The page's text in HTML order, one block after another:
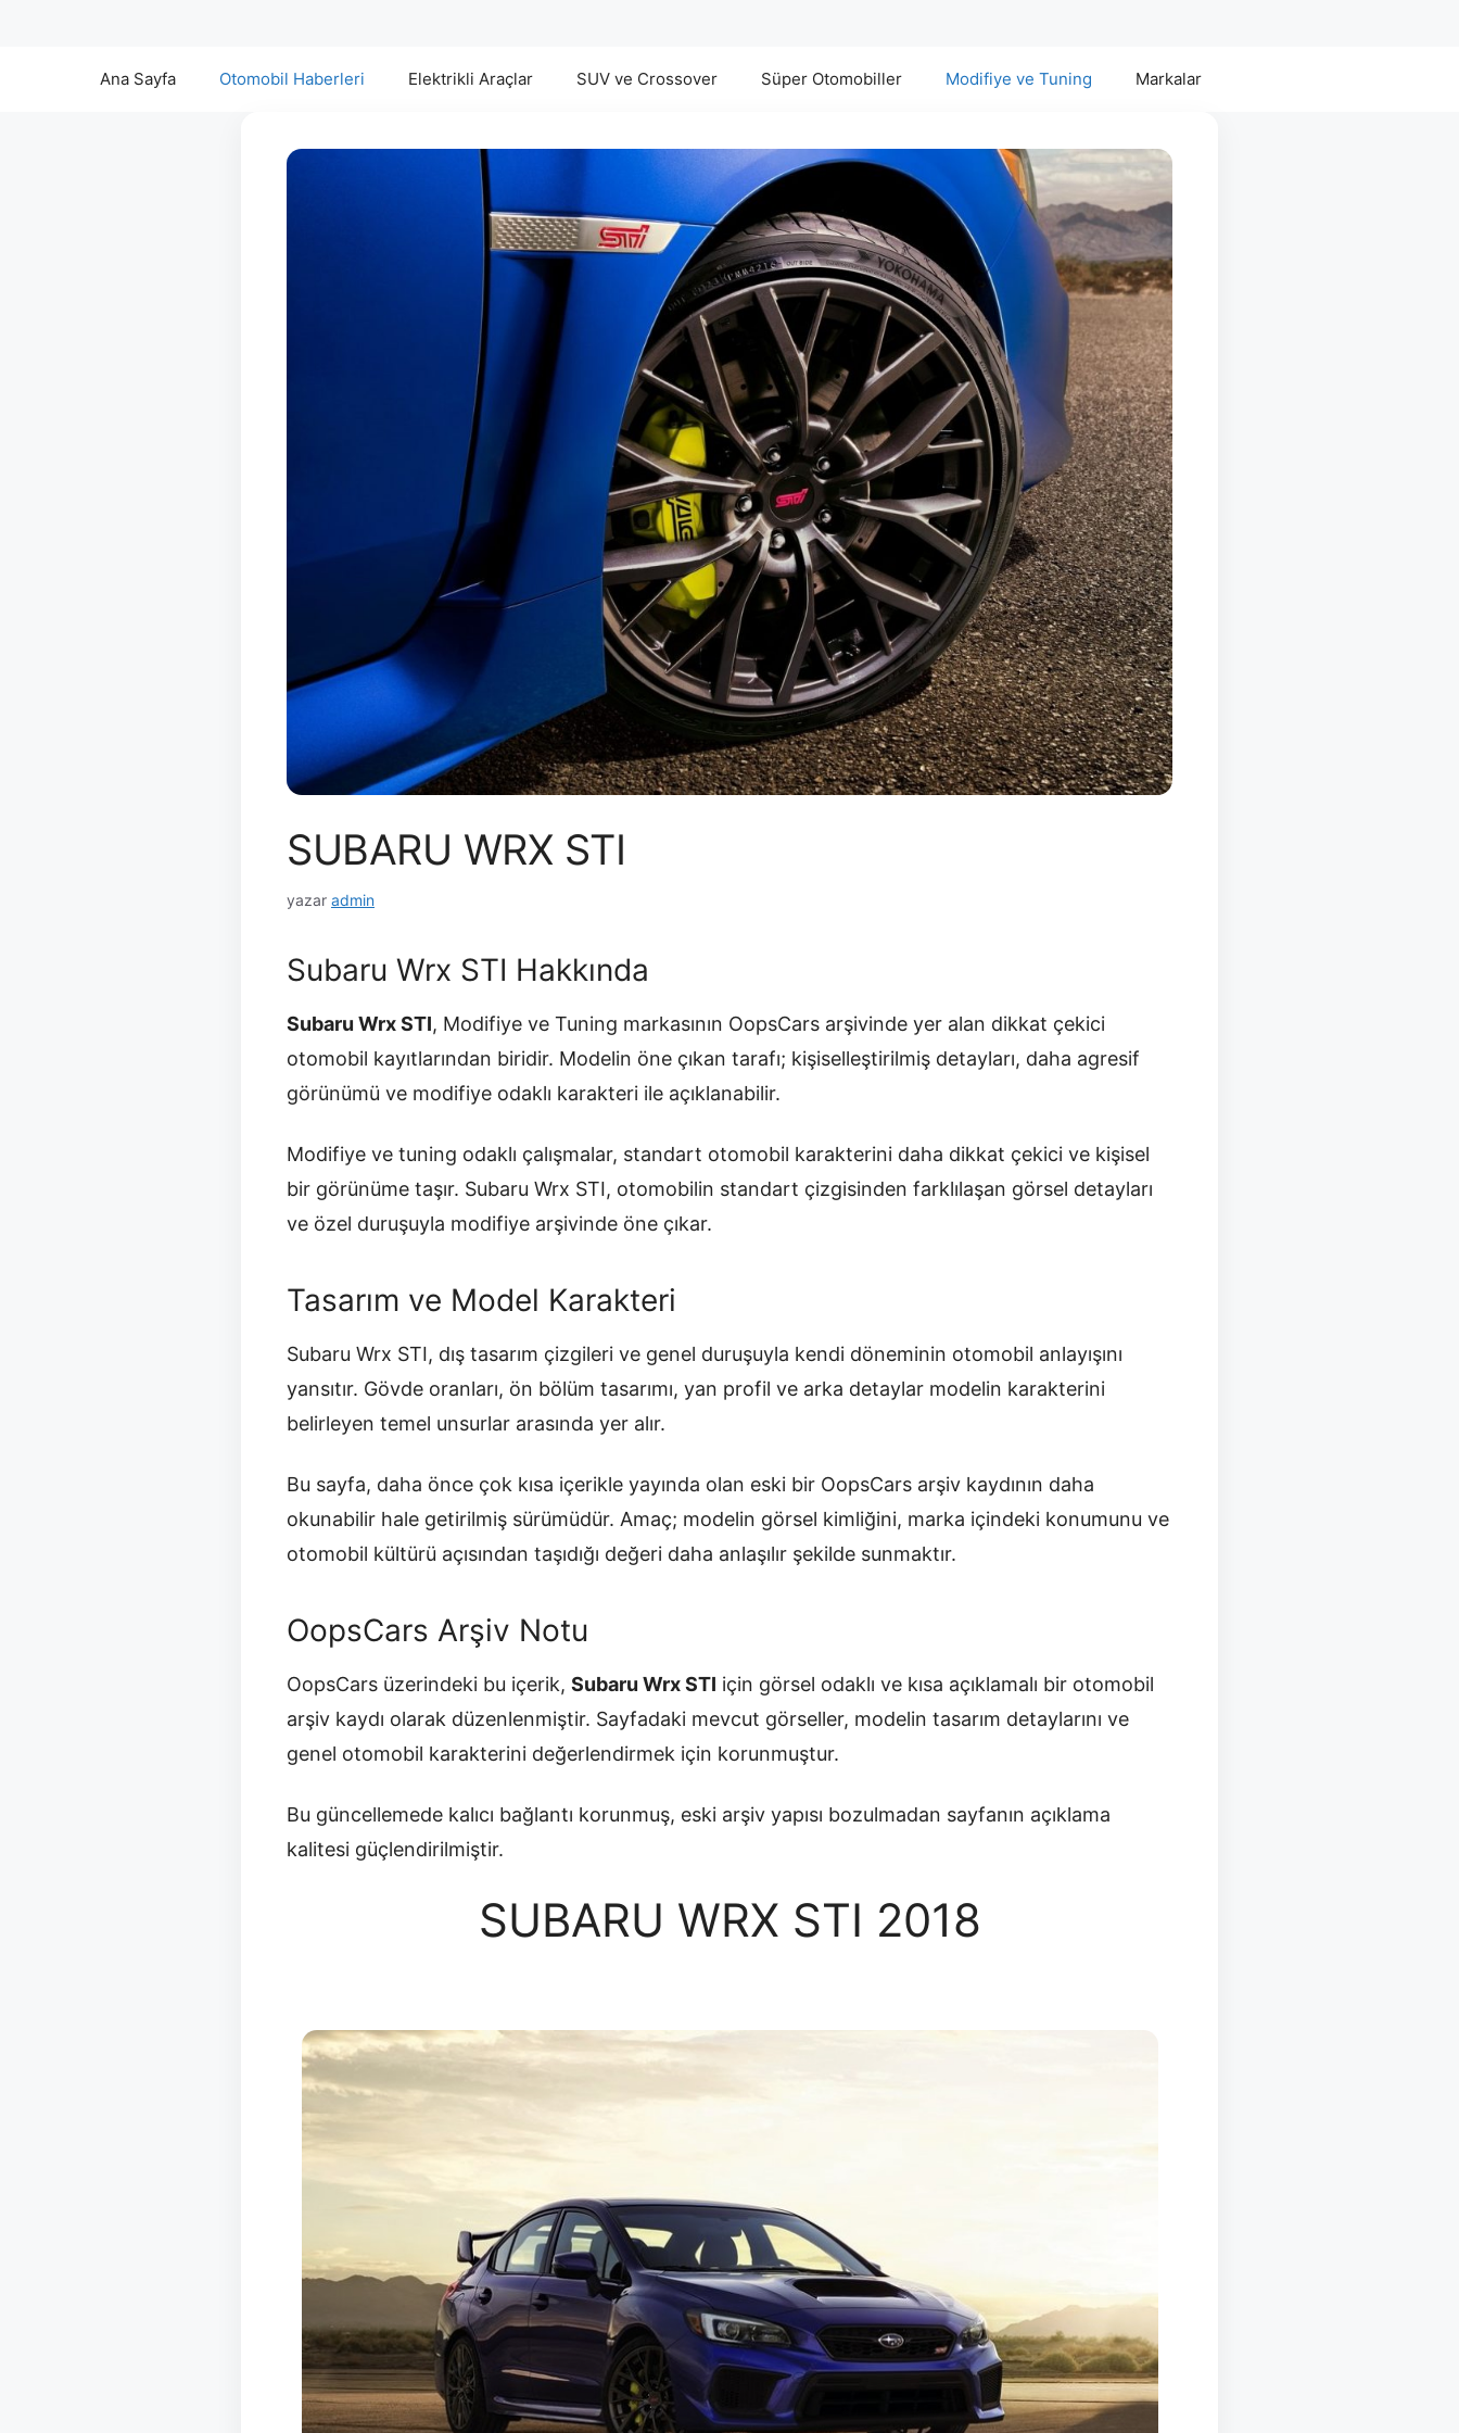
Ana Sayfa Otomobil Haberleri Elektrikli Araçlar SUV ve Crossover Süper Otomobiller Modifiye ve Tuning Markalar
SUBARU WRX STI
yazar admin
Subaru Wrx STI Hakkında
Subaru Wrx STI, Modifiye ve Tuning markasının OopsCars arşivinde yer alan dikkat çekici
otomobil kayıtlarından biridir. Modelin öne çıkan tarafı; kişiselleştirilmiş detayları, daha agresif
görünümü ve modifiye odaklı karakteri ile açıklanabilir.
Modifiye ve tuning odaklı çalışmalar, standart otomobil karakterini daha dikkat çekici ve kişisel
bir görünüme taşır. Subaru Wrx STI, otomobilin standart çizgisinden farklılaşan görsel detayları
ve özel duruşuyla modifiye arşivinde öne çıkar.
Tasarım ve Model Karakteri
Subaru Wrx STI, dış tasarım çizgileri ve genel duruşuyla kendi döneminin otomobil anlayışını
yansıtır. Gövde oranları, ön bölüm tasarımı, yan profil ve arka detaylar modelin karakterini
belirleyen temel unsurlar arasında yer alır.
Bu sayfa, daha önce çok kısa içerikle yayında olan eski bir OopsCars arşiv kaydının daha
okunabilir hale getirilmiş sürümüdür. Amaç; modelin görsel kimliğini, marka içindeki konumunu ve
otomobil kültürü açısından taşıdığı değeri daha anlaşılır şekilde sunmaktır.
OopsCars Arşiv Notu
OopsCars üzerindeki bu içerik, Subaru Wrx STI için görsel odaklı ve kısa açıklamalı bir otomobil
arşiv kaydı olarak düzenlenmiştir. Sayfadaki mevcut görseller, modelin tasarım detaylarını ve
genel otomobil karakterini değerlendirmek için korunmuştur.
Bu güncellemede kalıcı bağlantı korunmuş, eski arşiv yapısı bozulmadan sayfanın açıklama
kalitesi güçlendirilmiştir.
SUBARU WRX STI 2018